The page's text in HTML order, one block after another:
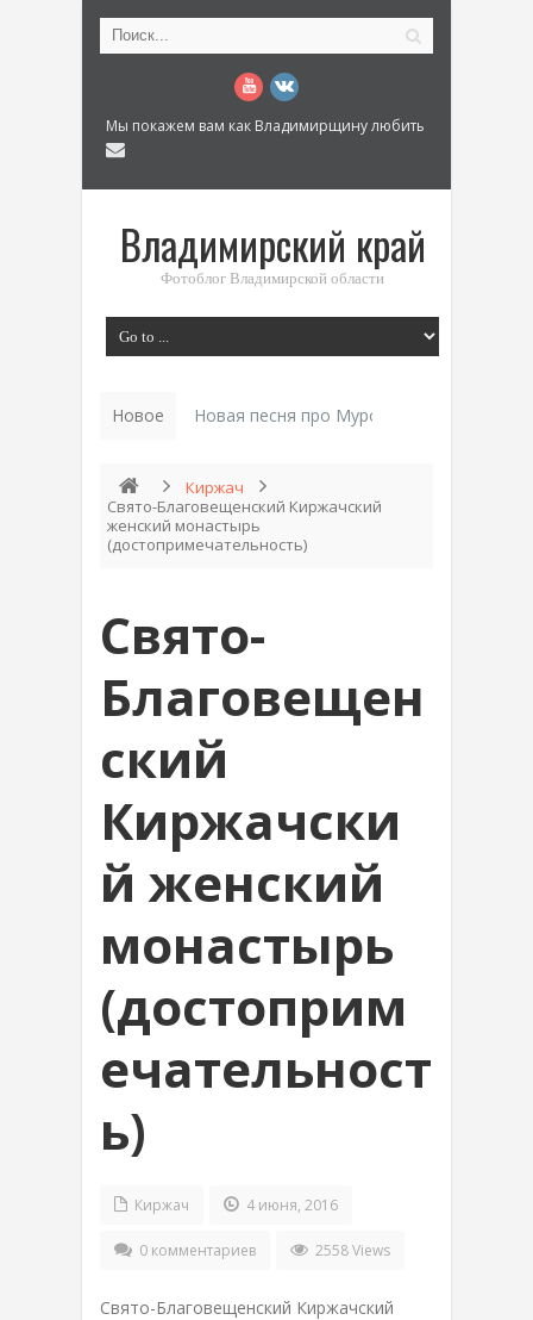
Мы покажем вам как Владимирщину любить
Владимирский край
Фотоблог Владимирской области
Новое Новая песня про Муром: «Былинный
Киржач
Свято-Благовещенский Киржачский
женский монастырь
(достопримечательность)
Свято-
Благовещен
ский
Киржачски
й женский
монастырь
(достоприм
ечательност
ь)
Киржач 4 июня, 2016
0 комментариев 2558 Views
Свято-Благовещенский Киржачский